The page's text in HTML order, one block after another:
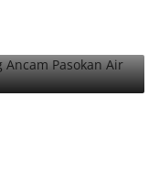
Pasokan Air